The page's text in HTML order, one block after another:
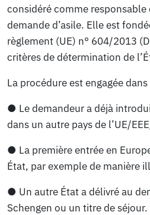
considéré comme responsable
demande d’asile. Elle est
règlement (UE) n° 604/2013
critères de détermination de
La procédure est engagée
● Le demandeur a déjà
dans un autre pays de l’UE/
● La première entrée en
État, par exemple de manière
● Un autre État a délivré au
Schengen ou un titre de séjour.